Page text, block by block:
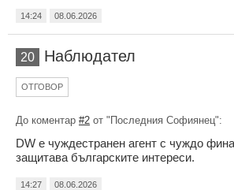
14:24 08.06.2026
20 Наблюдател
ОТГОВОР
До коментар #2 от "Последния Софиянец":
DW е чуждестранен агент с чуждо
защитава българските интереси.
14:27 08.06.2026